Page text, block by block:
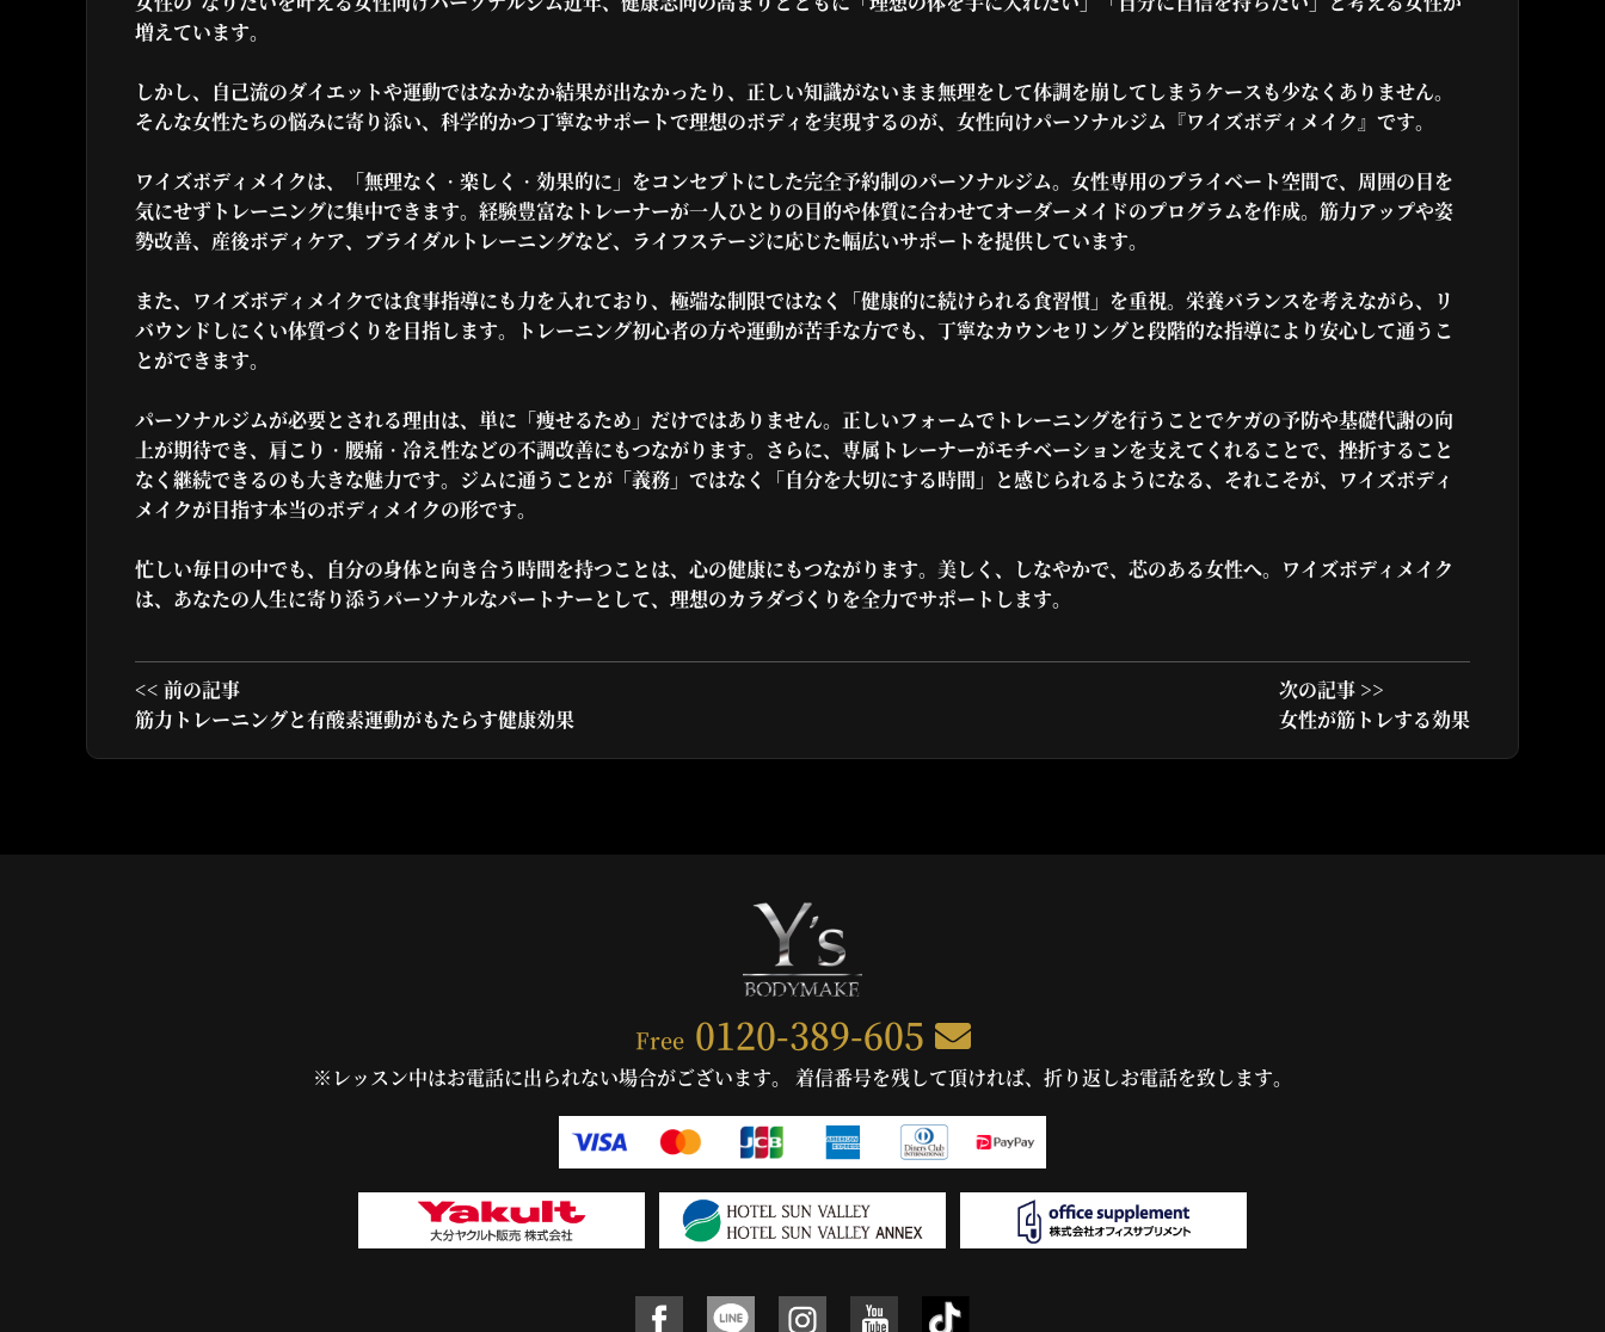
増えています。
しかし、自己流のダイエットや運動ではなかなか結果が出なかったり、正しい知識がないまま無理をして体調を崩してしまうケースも少なくありません。
そんな女性たちの悩みに寄り添い、科学的かつ丁寧なサポートで理想のボディを実現するのが、女性向けパーソナルジム『ワイズボディメイク』です。
ワイズボディメイクは、「無理なく・楽しく・効果的に」をコンセプトにした完全予約制のパーソナルジム。女性専用のプライベート空間で、周囲の目を
気にせずトレーニングに集中できます。経験豊富なトレーナーが一人ひとりの目的や体質に合わせてオーダーメイドのプログラムを作成。筋力アップや姿
勢改善、産後ボディケア、ブライダルトレーニングなど、ライフステージに応じた幅広いサポートを提供しています。
また、ワイズボディメイクでは食事指導にも力を入れており、極端な制限ではなく「健康的に続けられる食習慣」を重視。栄養バランスを考えながら、リ
バウンドしにくい体質づくりを目指します。トレーニング初心者の方や運動が苦手な方でも、丁寧なカウンセリングと段階的な指導により安心して通うこ
とができます。
パーソナルジムが必要とされる理由は、単に「痩せるため」だけではありません。正しいフォームでトレーニングを行うことでケガの予防や基礎代謝の向
上が期待でき、肩こり・腰痛・冷え性などの不調改善にもつながります。さらに、専属トレーナーがモチベーションを支えてくれることで、挫折すること
なく継続できるのも大きな魅力です。ジムに通うことが「義務」ではなく「自分を大切にする時間」と感じられるようになる、それこそが、ワイズボディ
メイクが目指す本当のボディメイクの形です。
忙しい毎日の中でも、自分の身体と向き合う時間を持つことは、心の健康にもつながります。美しく、しなやかで、芯のある女性へ。ワイズボディメイク
は、あなたの人生に寄り添うパーソナルなパートナーとして、理想のカラダづくりを全力でサポートします。
<< 前の記事
筋力トレーニングと有酸素運動がもたらす健康効果
次の記事 >>
女性が筋トレする効果
Free 0120-389-605
※レッスン中はお電話に出られない場合がございます。 着信番号を残して頂ければ、折り返しお電話を致します。